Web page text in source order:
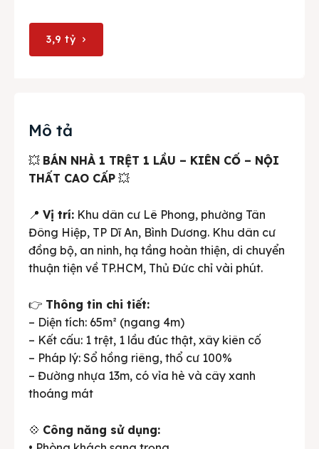
3,9 tỷ
Mô tả
💥 BÁN NHÀ 1 TRỆT 1 LẦU – KIÊN CỐ – NỘI
THẤT CAO CẤP 💥
📍 Vị trí: Khu dân cư Lê Phong, phường Tân
Đông Hiệp, TP Dĩ An, Bình Dương. Khu dân cư
đồng bộ, an ninh, hạ tầng hoàn thiện, di chuyển
thuận tiện về TP.HCM, Thủ Đức chỉ vài phút.
👉 Thông tin chi tiết:
– Diện tích: 65m² (ngang 4m)
– Kết cấu: 1 trệt, 1 lầu đúc thật, xây kiên cố
– Pháp lý: Sổ hồng riêng, thổ cư 100%
– Đường nhựa 13m, có vỉa hè và cây xanh
thoáng mát
💠 Công năng sử dụng: